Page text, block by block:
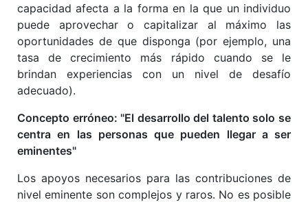
capacidad afecta a la forma en la que un individuo
puede aprovechar o capitalizar al máximo las
oportunidades de que disponga (por ejemplo, una
tasa de crecimiento más rápido cuando se le
brindan experiencias con un nivel de desafío
adecuado).
Concepto erróneo: "El desarrollo del talento solo se
centra en las personas que pueden llegar a ser
eminentes"
Los apoyos necesarios para las contribuciones de
nivel eminente son complejos y raros. No es posible